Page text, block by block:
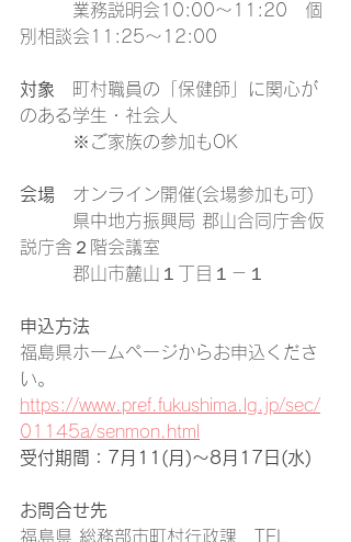
業務説明会10:00～11:20　個
別相談会11:25～12:00
対象 町村職員の「保健師」に関心が
のある学生・社会人
※ご家族の参加もOK
会場 オンライン開催(会場参加も可)
県中地方振興局 郡山合同庁舎仮
説庁舎２階会議室
郡山市麓山１丁目１－１
申込方法
福島県ホームページからお申込くださ
い。
https://www.pref.fukushima.lg.jp/sec/
01145a/senmon.html
受付期間：7月11(月)～8月17日(水)
お問合せ先
福島県 総務部市町村行政課　TEL